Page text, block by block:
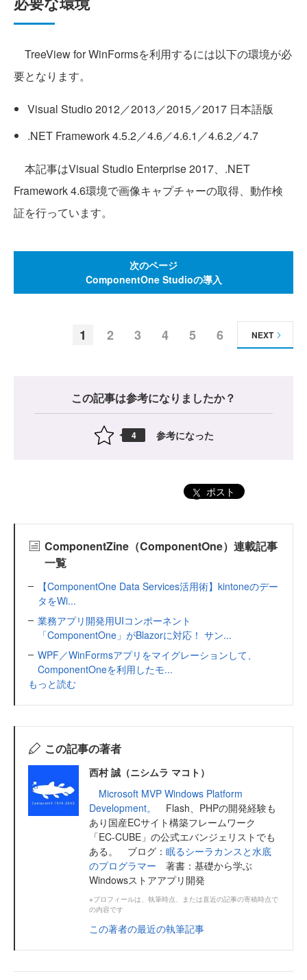
TreeView for WinFormsを利用するには以下の環境が必
要となります。
Visual Studio 2012／2013／2015／2017 日本語版
.NET Framework 4.5.2／4.6／4.6.1／4.6.2／4.7
本記事はVisual Studio Enterprise 2017、.NET
Framework 4.6環境で画像キャプチャーの取得、動作検
証を行っています。
次のページ
ComponentOne Studioの導入
1 2 3 4 5 6 NEXT
この記事は参考になりましたか？
4 参考になった
ポスト
ComponentZine（ComponentOne）連載記事
一覧
【ComponentOne Data Services活用術】kintoneのデー
タをWi...
業務アプリ開発用UIコンポーネント
「ComponentOne」がBlazorに対応！ サン...
WPF／WinFormsアプリをマイグレーションして、
ComponentOneを利用したモ...
もっと読む
この記事の著者
西村 誠（ニシムラ マコト）
Microsoft MVP Windows Platform
Development。
Flash、PHPの開発経験も
あり国産ECサイト構築フレームワーク
「EC-CUBE」の公式エバンジェリストでも
ある。 ブログ： 眠るシーラカンスと水底
のプログラマー 著書：基礎から学ぶ
Windowsストアアプリ開発
※プロフィールは、執筆時点、または直近の記事の寄稿時点で
の内容です
この著者の最近の執筆記事